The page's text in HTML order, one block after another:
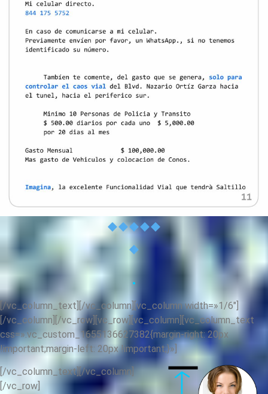
.
[/vc_column_text][/vc_column][vc_column width=»1/6″]
[/vc_column][/vc_row][vc_row][vc_column][vc_column_text
css=».vc_custom_1655136627382{margin-right: 20px
!important;margin-left: 20px !important;}»]
[/vc_column_text][/vc_column]
[/vc_row]